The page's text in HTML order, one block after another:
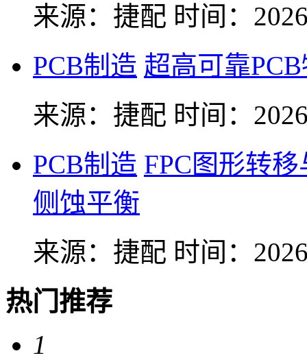
来源：捷配 时间：
PCB制造 超高可靠
来源：捷配 时间：
PCB制造 FPC图形转
侧蚀平衡
来源：捷配 时间：
热门推荐
1